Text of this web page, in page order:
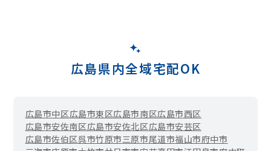
広島県内全域宅配OK
広島市中区広島市東区広島市南区広島市西区
広島市安佐南区広島市安佐北区広島市安芸区
広島市佐伯区呉市竹原市三原市尾道市福山市府中市